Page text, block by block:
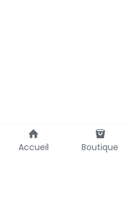
Accueil Boutique